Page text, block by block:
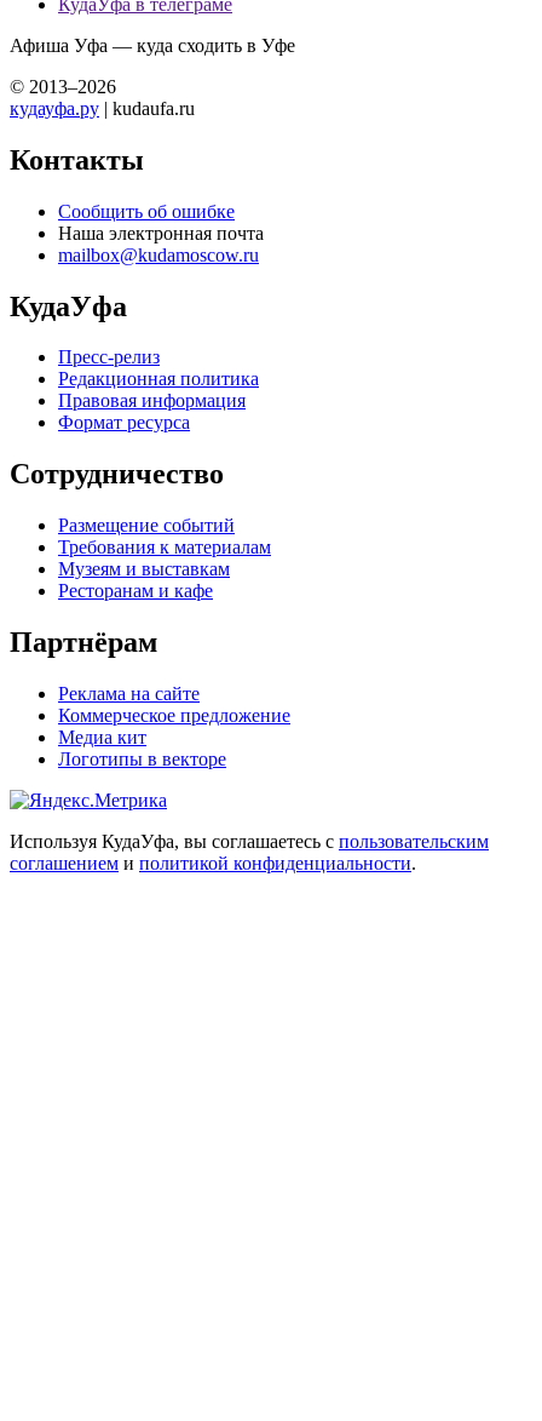
Афиша Уфа — куда сходить в Уфе
© 2013–2026
кудауфа.ру | kudaufa.ru
Контакты
Сообщить об ошибке
Наша электронная почта
mailbox@kudamoscow.ru
КудаУфа
Пресс-релиз
Редакционная политика
Правовая информация
Формат ресурса
Сотрудничество
Размещение событий
Требования к материалам
Музеям и выставкам
Ресторанам и кафе
Партнёрам
Реклама на сайте
Коммерческое предложение
Медиа кит
Логотипы в векторе
Используя КудаУфа, вы соглашаетесь с пользовательским
соглашением и политикой конфиденциальности.